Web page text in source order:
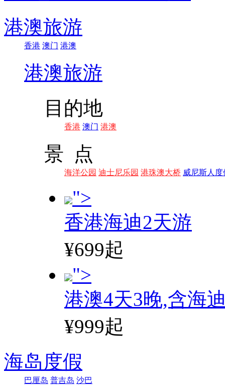
港澳旅游
香港 澳门 港澳
港澳旅游
目的地
香港 澳门 港澳
景 点
海洋公园 迪士尼乐园 港珠澳大桥 威尼斯人度
">
香港海迪2天游
¥699起
">
港澳4天3晚,含海
¥999起
海岛度假
巴厘岛 普吉岛 沙巴